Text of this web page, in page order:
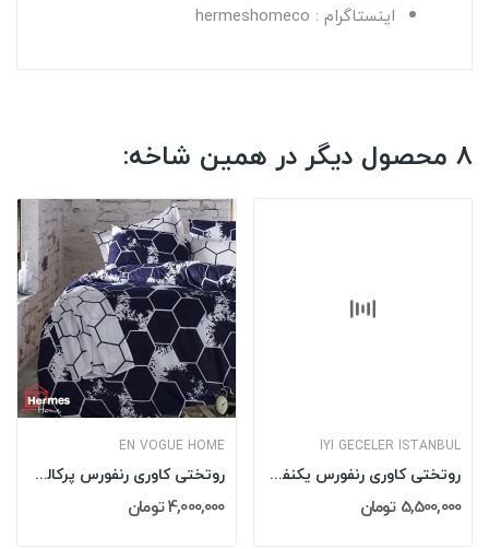
اینستاگرام : hermeshomeco
8 محصول دیگر در همین شاخه:
EN VOGUE HOME
روتختی کاوری رنفورس پرکاله یکنفره ان ووگ EN...
4,000,000 تومان
IYI GECELER ISTANBUL
روتختی کاوری رنفورس یکنفره ایی گجلر استانبول...
5,500,000 تومان